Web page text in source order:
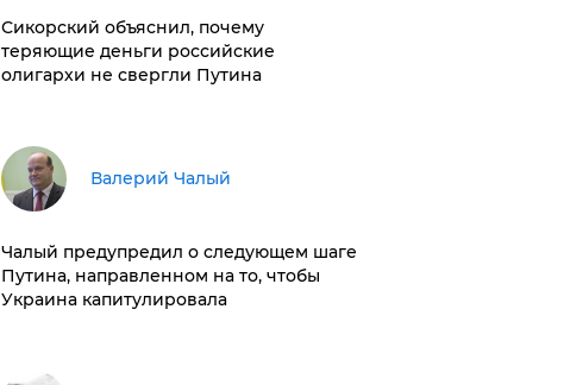
Сикорский объяснил, почему
теряющие деньги российские
олигархи не свергли Путина
Валерий Чалый
Чалый предупредил о следующем шаге
Путина, направленном на то, чтобы
Украина капитулировала